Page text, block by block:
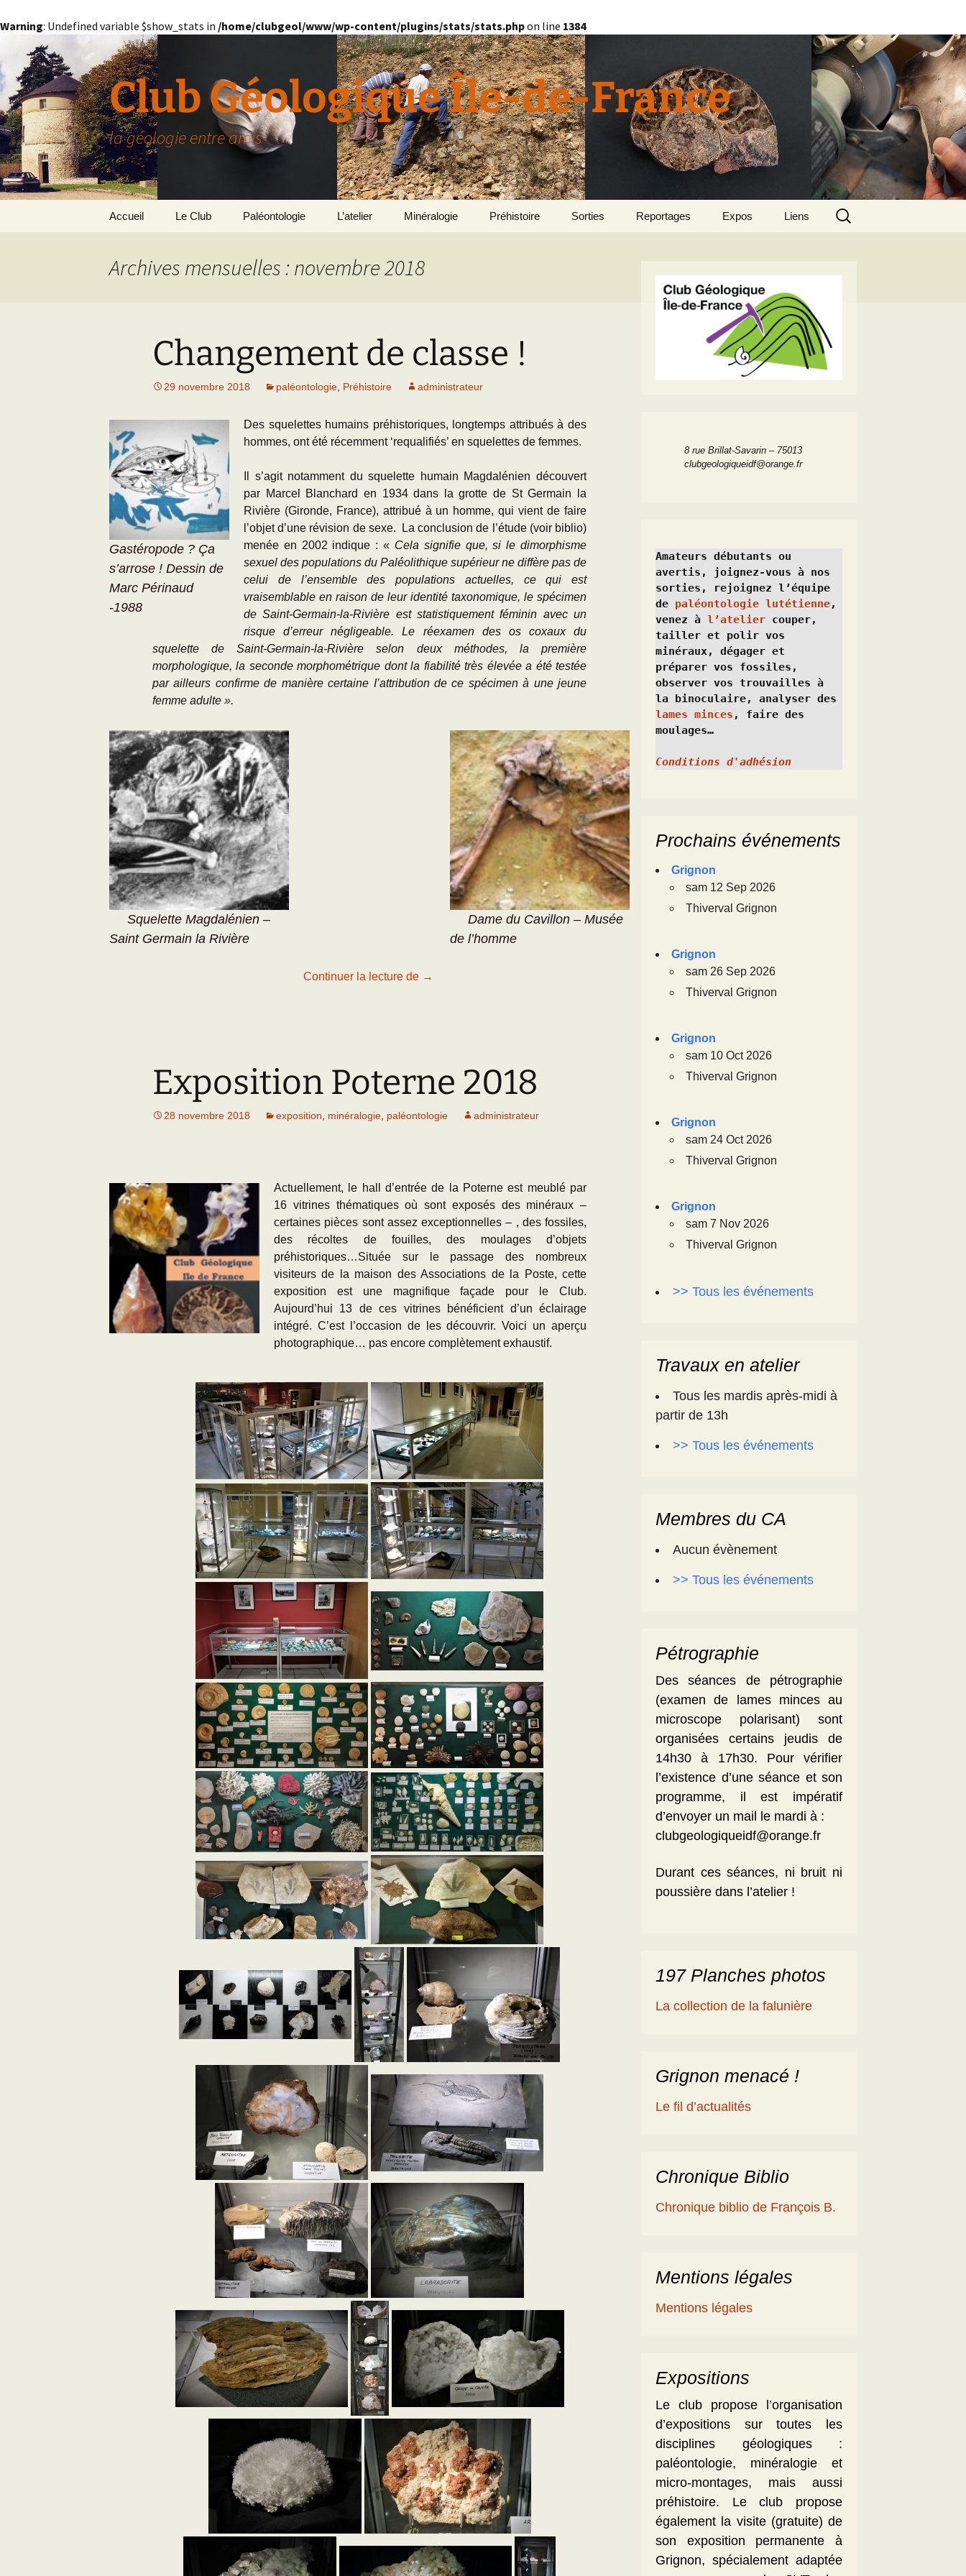
Warning: Undefined variable $show_stats in /home/clubgeol/www/wp-content/plugins/stats/stats.phpon line 1384
au
contenu
Club Géologique Île-de-France
la géologie entre amis
Accueil Le Club
Adhésion
Documents (accès
restreint)
Paléontologie
Les premières cartes
parisien
L’échelle
chronostratigraphique
marine
Documentation pour la
détermination des
fossiles de l’Eocène du
BP
Les Scientifiques à
Grignon
La Falunière de Grignon
La Collection de la
falunière
et Galerie de Photos
25 mai 2014 : Les 25
ans de Grignon
Grignon menacé !!
Les Travaux de l’Equipe
Paléo
Activités
thématiques
L’atelier Minéralogie Préhistoire Sorties Reportages Expos Liens
Rechercher :
Archives mensuelles : novembre 2018
Changement de classe !
29 novembre 2018 paléontologie Préhistoire administrateur
Gastéropode ? Ça
s’arrose ! Dessin de
Marc Périnaud
-1988
Des squelettes humains préhistoriques, longtemps attribués à des
hommes, ont été récemment ‘requalifiés’ en squelettes de femmes.
Il s’agit notamment du squelette humain Magdalénien découvert
par Marcel Blanchard en 1934 dans la grotte de St Germain la
Rivière (Gironde, France), attribué à un homme, qui vient de faire
l’objet d’une révision de sexe. La conclusion de l’étude (voir biblio)
menée en 2002 indique : « Cela signifie que, si le dimorphisme
sexuel des populations du Paléolithique supérieur ne diffère pas de
celui de l’ensemble des populations actuelles, ce qui est
vraisemblable en raison de leur identité taxonomique, le spécimen
de Saint-Germain-la-Rivière est statistiquement féminin avec un
risque d’erreur négligeable. Le réexamen des os coxaux du
squelette de Saint-Germain-la-Rivière selon deux méthodes, la première
morphologique, la seconde morphométrique dont la fiabilité très élevée a été testée
par ailleurs confirme de manière certaine I’attribution de ce spécimen à une jeune
femme adulte ».
Squelette Magdalénien –
Saint Germain la Rivière
Dame du Cavillon – Musée
de l’homme
Continuer la lecture de Changement de classe !
→
Exposition Poterne 2018
28 novembre 2018 exposition minéralogie paléontologie administrateur
Actuellement, le hall d’entrée de la Poterne est meublé par
16 vitrines thématiques où sont exposés des minéraux –
certaines pièces sont assez exceptionnelles – , des fossiles,
des récoltes de fouilles, des moulages d’objets
préhistoriques…Située sur le passage des nombreux
visiteurs de la maison des Associations de la Poste, cette
exposition est une magnifique façade pour le Club.
Aujourd’hui 13 de ces vitrines bénéficient d’un éclairage
intégré. C’est l’occasion de les découvrir. Voici un aperçu
photographique… pas encore complètement exhaustif.
8 rue Brillat-Savarin – 75013
clubgeologiqueidf@orange.fr
Amateurs débutants ou
avertis, joignez-vous à nos
sorties, rejoignez l’équipe
de paléontologie lutétienne,
venez à l’atelier couper,
tailler et polir vos
minéraux, dégager et
préparer vos fossiles,
observer vos trouvailles à
lames minces , faire des
moulages…
Conditions d'adhésion
Prochains événements
Grignon
sam 12 Sep 2026
Thiverval Grignon
Grignon
sam 26 Sep 2026
Thiverval Grignon
Grignon
sam 10 Oct 2026
Thiverval Grignon
Grignon
sam 24 Oct 2026
Thiverval Grignon
Grignon
sam 7 Nov 2026
Thiverval Grignon
>> Tous les événements
Travaux en atelier
Tous les mardis après-midi à
partir de 13h
>> Tous les événements
Membres du CA
Aucun évènement
>> Tous les événements
Pétrographie
Des séances de pétrographie
(examen de lames minces au
microscope polarisant) sont
organisées certains jeudis de
14h30 à 17h30. Pour vérifier
l’existence d’une séance et son
programme, il est impératif
d’envoyer un mail le mardi à :
clubgeologiqueidf@orange.fr
Durant ces séances, ni bruit ni
poussière dans l’atelier !
197 Planches photos
La collection de la falunière
Grignon menacé !
Le fil d’actualités
Chronique Biblio
Chronique biblio de François B.
Mentions légales
Mentions légales
Expositions
Le club propose l’organisation
d’expositions sur toutes les
disciplines géologiques :
paléontologie, minéralogie et
micro-montages, mais aussi
préhistoire. Le club propose
également la visite (gratuite) de
son exposition permanente à
Grignon, spécialement adaptée